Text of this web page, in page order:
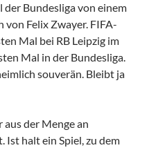
Bundesliga von einem
von Felix Zwayer. FIFA-
Mal bei RB Leipzig im
Mal in der Bundesliga.
souverän. Bleibt ja
der Menge an
Ist halt ein Spiel, zu dem